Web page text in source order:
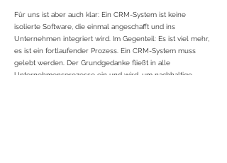
Für uns ist aber auch klar: Ein CRM-System ist keine
isolierte Software, die einmal angeschafft und ins
Unternehmen integriert wird. Im Gegenteil: Es ist viel mehr,
es ist ein fortlaufender Prozess. Ein CRM-System muss
gelebt werden. Der Grundgedanke fließt in alle
Unternehmensprozesse ein und wird, um nachhaltige